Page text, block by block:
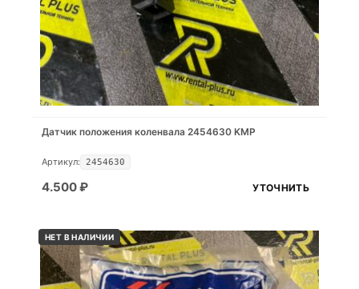
Датчик положения коленвала 2454630 KMP
Артикул: 2454630
4.500₽ УТОЧНИТЬ
НЕТ В НАЛИЧИИ